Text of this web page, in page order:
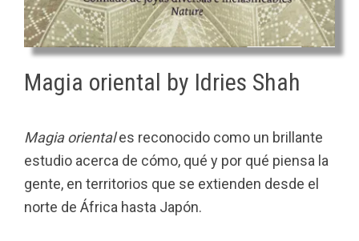
Magia oriental by Idries Shah
Magia orientales reconocido como un brillante
estudio acerca de cómo, qué y por qué piensa la
gente, en territorios que se extienden desde el
norte de África hasta Japón.